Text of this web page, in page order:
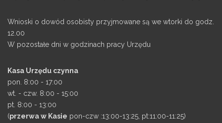
Wnioski o dowód osobisty przyjmowane są we wtorki do godz.
12.00
W pozostałe dni w godzinach pracy Urzędu
Kasa Urzędu czynna
pon. 8:00 - 17:00
wt. - czw. 8:00 - 15:00
pt. 8:00 - 13:00
(przerwa w Kasie pon-czw :13:00-13:25, pt:11:00-11:25)